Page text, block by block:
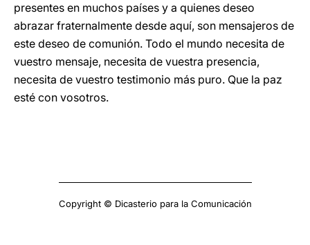
presentes en muchos países y a quienes deseo
abrazar fraternalmente desde aquí, son mensajeros de
este deseo de comunión. Todo el mundo necesita de
vuestro mensaje, necesita de vuestra presencia,
necesita de vuestro testimonio más puro. Que la paz
esté con vosotros.
Copyright © Dicasterio para la Comunicación